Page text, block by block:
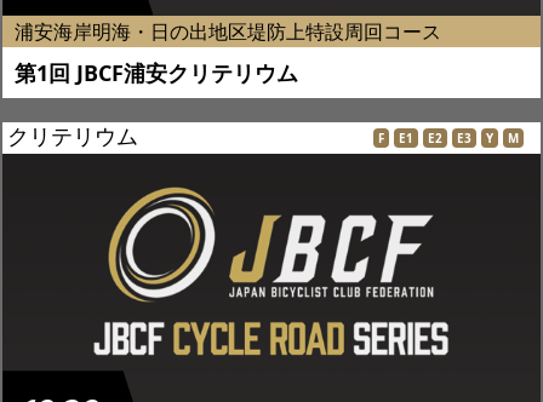
浦安海岸明海・日の出地区堤防上特設周回コース
第1回 JBCF浦安クリテリウム
クリテリウム F E1 E2 E3 Y M